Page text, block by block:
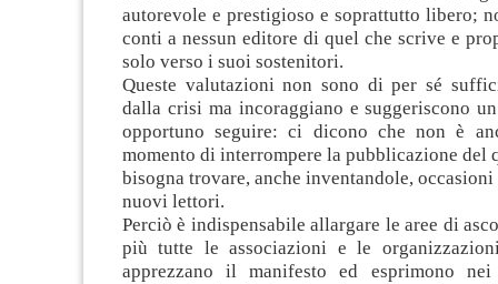
autorevole e prestigioso e soprattutto libero;
conti a nessun editore di quel che scrive e
solo verso i suoi sostenitori.
Queste valutazioni non sono di per sé
dalla crisi ma incoraggiano e suggeriscono
opportuno seguire: ci dicono che non è
momento di interrompere la pubblicazione del
bisogna trovare, anche inventandole,
nuovi lettori.
Perciò è indispensabile allargare le aree di
più tutte le associazioni e le
apprezzano il manifesto ed esprimono